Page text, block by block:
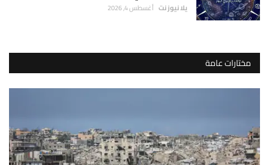
يلا نيوز نت أغسطس 4, 2026
مختارات عامة